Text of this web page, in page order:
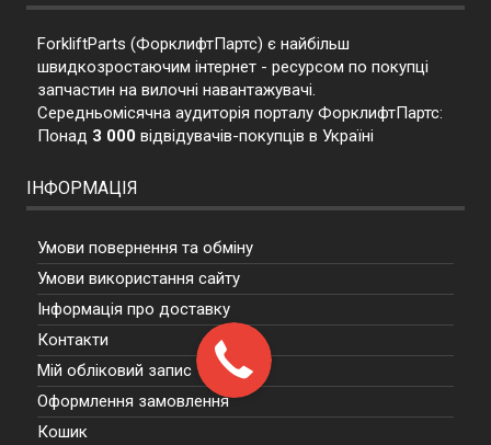
ForkliftParts (ФорклифтПартс) є найбільш
швидкозростаючим інтернет - ресурсом по покупці
запчастин на вилочні навантажувачі.
Середньомісячна аудиторія порталу ФорклифтПартс:
Понад 3 000 відвідувачів-покупців в Україні
ІНФОРМАЦІЯ
Умови повернення та обміну
Умови використання сайту
Інформація про доставку
Контакти
Мій обліковий запис
Оформлення замовлення
Кошик